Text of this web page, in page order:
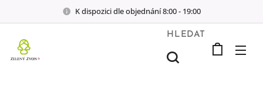
K dispozici dle objednání 8:00 - 19:00
HLEDAT